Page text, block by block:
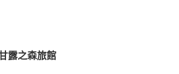
露之森旅館